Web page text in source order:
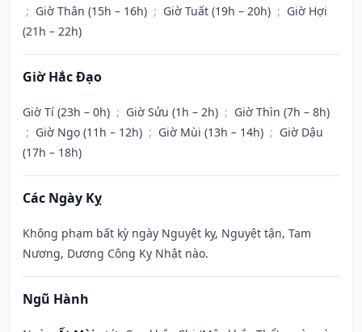
; Giờ Thân (15h – 16h) ; Giờ Tuất (19h – 20h) ; Giờ Hợi
(21h – 22h)
Giờ Hắc Đạo
Giờ Tí (23h – 0h) ; Giờ Sửu (1h – 2h) ; Giờ Thìn (7h – 8h)
; Giờ Ngọ (11h – 12h) ; Giờ Mùi (13h – 14h) ; Giờ Dậu
(17h – 18h)
Các Ngày Kỵ
Không phạm bất kỳ ngày Nguyệt kỵ, Nguyệt tận, Tam
Nương, Dương Công Kỵ Nhật nào.
Ngũ Hành